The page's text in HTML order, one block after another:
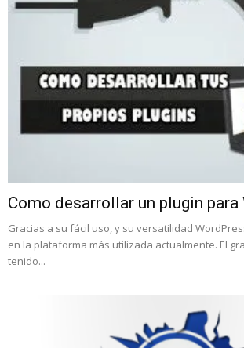
Como desarrollar un plugin
Gracias a su fácil uso, y su versatilidad
en la plataforma más utilizada actualmente. El
tenido...